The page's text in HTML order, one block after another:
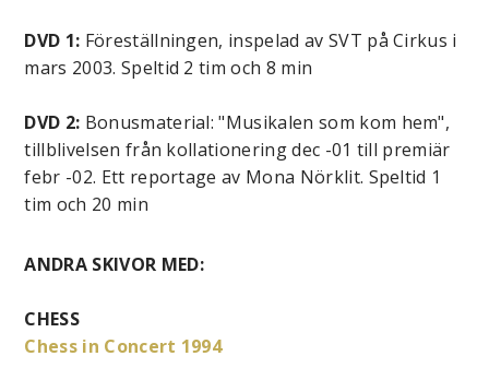
DVD 1: Föreställningen, inspelad av SVT på Cirkus i
mars 2003. Speltid 2 tim och 8 min
DVD 2: Bonusmaterial: "Musikalen som kom hem",
tillblivelsen från kollationering dec -01 till premiär
febr -02. Ett reportage av Mona Nörklit. Speltid 1
tim och 20 min
ANDRA SKIVOR MED:
CHESS
Chess in Concert 1994